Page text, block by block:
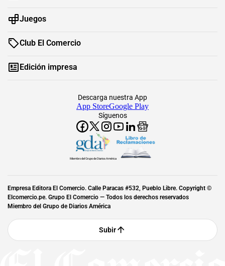
Juegos
Club El Comercio
Edición impresa
Síguenos
Descarga nuestra App
App StoreGoogle Play
Miembro del Grupo de Diarios América
Empresa Editora El Comercio. Calle Paracas #532, Pueblo Libre. Copyright ©
Elcomercio.pe. Grupo El Comercio — Todos los derechos reservados
Miembro del Grupo de Diarios América
Subir